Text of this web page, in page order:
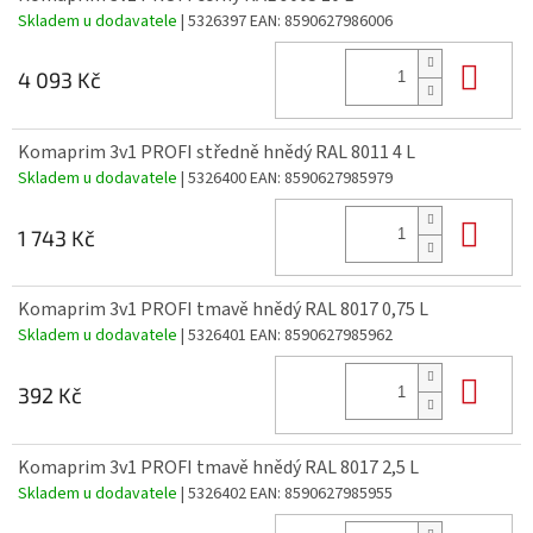
Skladem u dodavatele | 5326397EAN: 8590627986006
4 093 Kč
Komaprim 3v1 PROFI středně hnědý RAL 8011 4 L
Skladem u dodavatele | 5326400EAN: 8590627985979
1 743 Kč
Komaprim 3v1 PROFI tmavě hnědý RAL 8017 0,75 L
Skladem u dodavatele | 5326401 EAN: 8590627985962
392 Kč
Komaprim 3v1 PROFI tmavě hnědý RAL 8017 2,5 L
Skladem u dodavatele | 5326402EAN: 8590627985955